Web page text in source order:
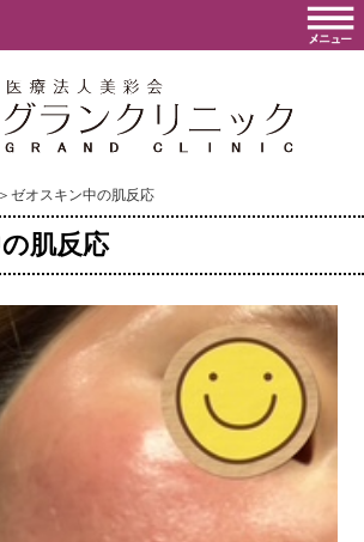
ゼオスキン中の肌反応
肌反応